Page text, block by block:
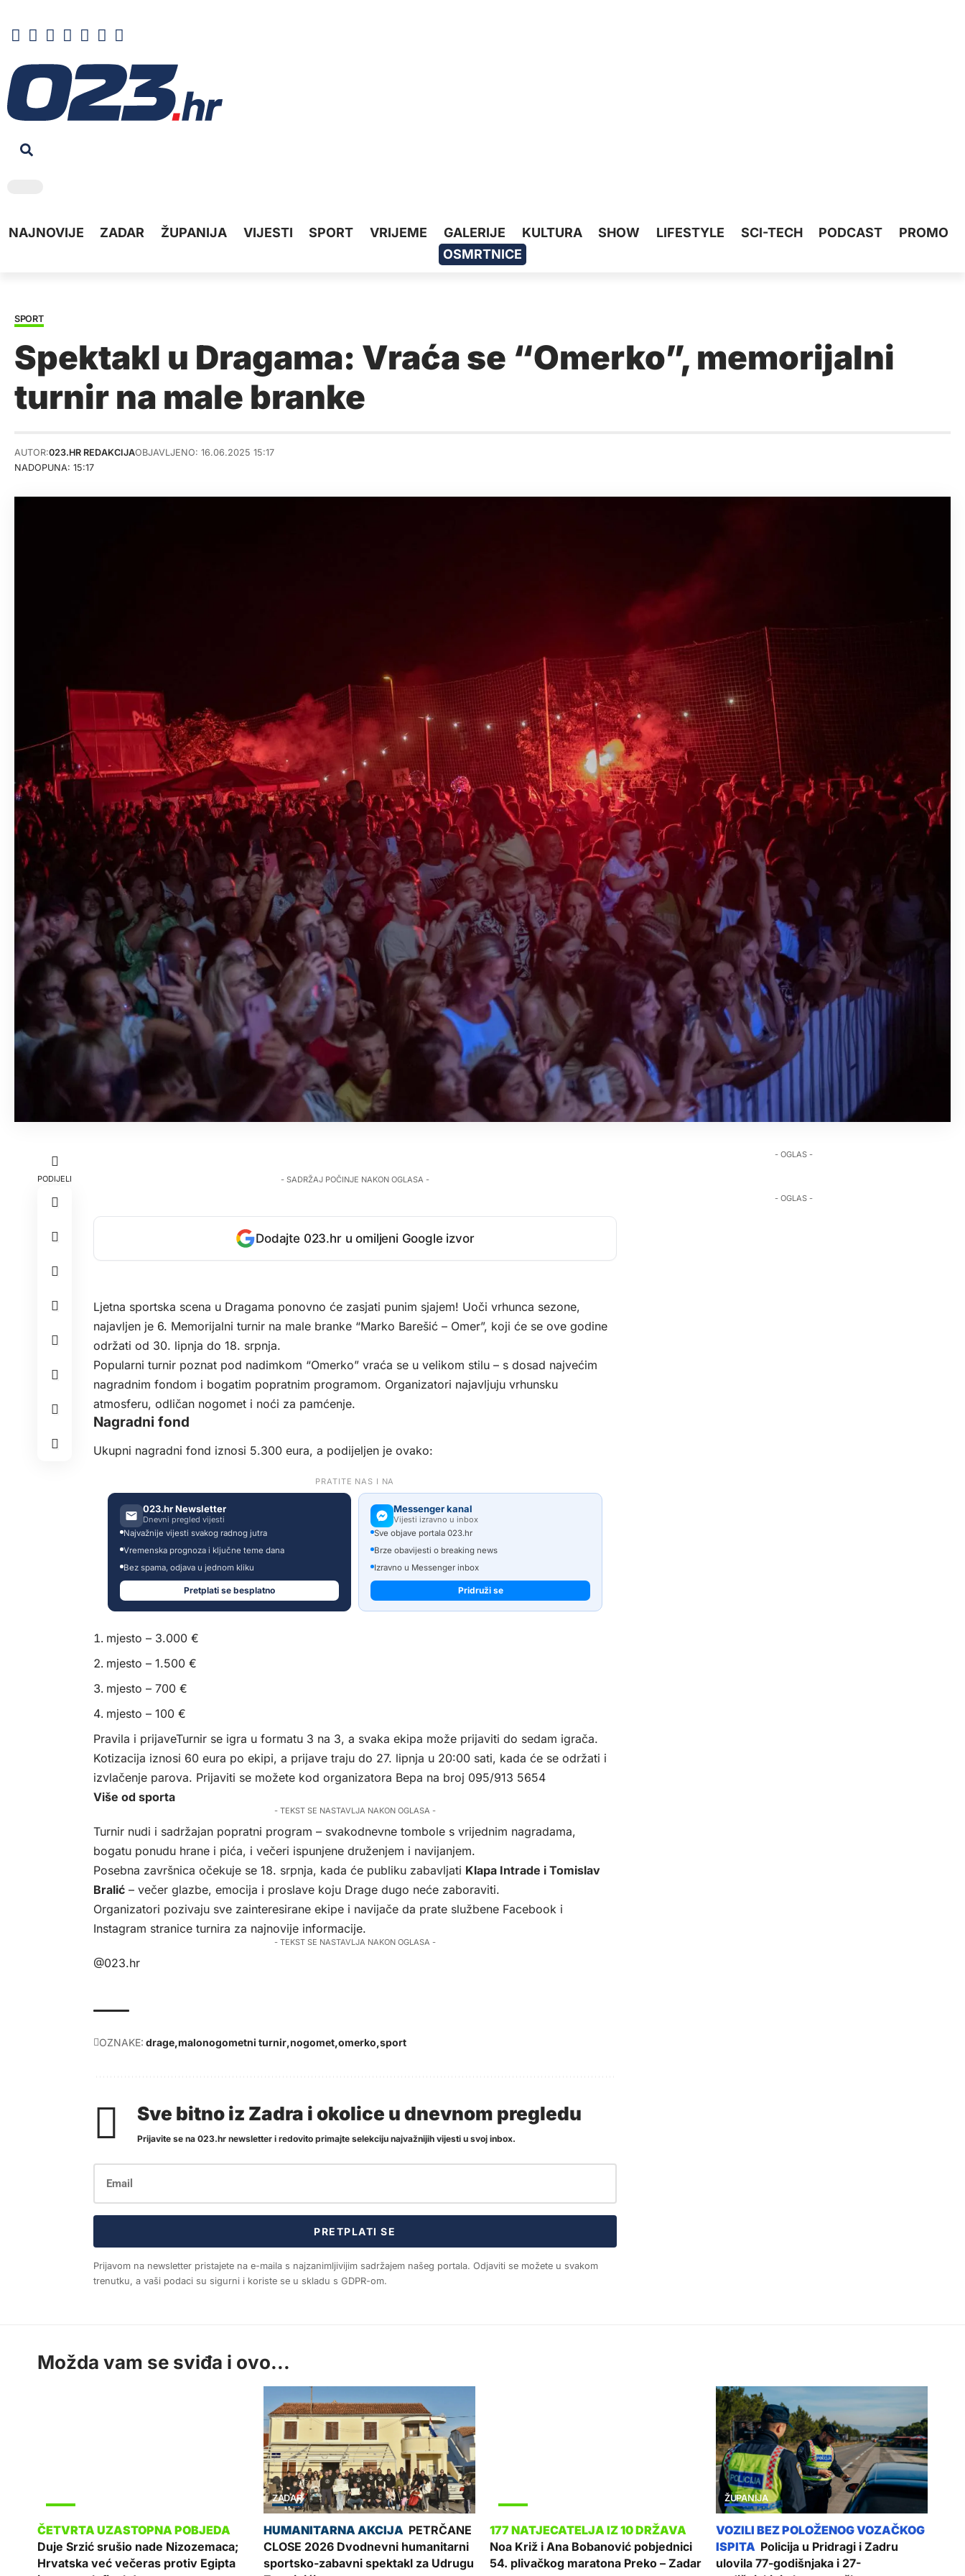
NAJNOVIJE ZADAR ŽUPANIJA VIJESTI SPORT VRIJEME GALERIJE KULTURA SHOW LIFESTYLE SCI-TECH PODCAST
PROMO
OSMRTNICE
SPORT
Spektakl u Dragama: Vraća se “Omerko”, memorijalni
turnir na male branke
NADOPUNA: 15:17
AUTOR:023.HR REDAKCIJAOBJAVLJENO: 16.06.2025 15:17
PODIJELI - SADRŽAJ POČINJE NAKON OGLASA -
Dodajte 023.hr u omiljeni Google izvor
Ljetna sportska scena u Dragama ponovno će zasjati punim sjajem! Uoči vrhunca sezone,
najavljen je 6. Memorijalni turnir na male branke “Marko Barešić – Omer”, koji će se ove godine
održati od 30. lipnja do 18. srpnja.
Popularni turnir poznat pod nadimkom “Omerko” vraća se u velikom stilu – s dosad najvećim
nagradnim fondom i bogatim popratnim programom. Organizatori najavljuju vrhunsku
atmosferu, odličan nogomet i noći za pamćenje.
Nagradni fond
Ukupni nagradni fond iznosi 5.300 eura, a podijeljen je ovako:
PRATITE NAS I NA
023.hr Newsletter
Dnevni pregled vijesti
Najvažnije vijesti svakog radnog jutra
Vremenska prognoza i ključne teme dana
Bez spama, odjava u jednom kliku
Pretplati se besplatno
Messenger kanal
Vijesti izravno u inbox
Sve objave portala 023.hr
Brze obavijesti o breaking news
Izravno u Messenger inbox
Pridruži se
mjesto – 3.000 €
mjesto – 1.500 €
mjesto – 700 €
mjesto – 100 €
Pravila i prijaveTurnir se igra u formatu 3 na 3, a svaka ekipa može prijaviti do sedam igrača.
Kotizacija iznosi 60 eura po ekipi, a prijave traju do 27. lipnja u 20:00 sati, kada će se održati i
izvlačenje parova. Prijaviti se možete kod organizatora Bepa na broj 095/913 5654
Više od sporta
- TEKST SE NASTAVLJA NAKON OGLASA -
Turnir nudi i sadržajan popratni program – svakodnevne tombole s vrijednim nagradama,
bogatu ponudu hrane i pića, i večeri ispunjene druženjem i navijanjem.
Posebna završnica očekuje se 18. srpnja, kada će publiku zabavljati Klapa Intrade i Tomislav
Bralić – večer glazbe, emocija i proslave koju Drage dugo neće zaboraviti.
Organizatori pozivaju sve zainteresirane ekipe i navijače da prate službene Facebook i
Instagram stranice turnira za najnovije informacije.
- TEKST SE NASTAVLJA NAKON OGLASA -
@023.hr
OZNAKE: drage malonogometni turnir nogomet omerko sport
Sve bitno iz Zadra i okolice u dnevnom pregledu
Prijavite se na 023.hr newsletter i redovito primajte selekciju najvažnijih vijesti u svoj inbox.
PRETPLATI SE
Prijavom na newsletter pristajete na e-maila s najzanimljivijim sadržajem našeg portala. Odjaviti se možete u svakom
trenutku, a vaši podaci su sigurni i koriste se u skladu s GDPR-om.
- OGLAS -
- OGLAS -
Možda vam se sviđa i ovo...
Duje Srzić srušio nade Nizozemaca;
Hrvatska već večeras protiv Egipta
ZADAR
PETRČANE
CLOSE 2026 Dvodnevni humanitarni
sportsko-zabavni spektakl za Udrugu
Noa Križ i Ana Bobanović pobjednici
54. plivačkog maratona Preko – Zadar
ŽUPANIJA
Policija u Pridragi i Zadru
ulovila 77-godišnjaka i 27-